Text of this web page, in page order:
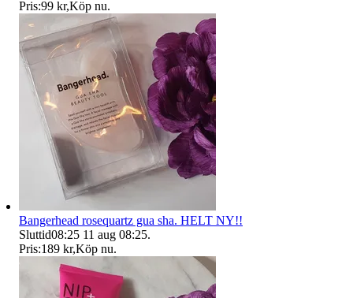
Pris:99 kr,Köp nu.
Bangerhead rosequartz gua sha. HELT NY!!
Sluttid08:25 11 aug 08:25.
Pris:189 kr,Köp nu.